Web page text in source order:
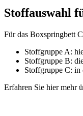
Stoffauswahl
Für das Boxspringbett
Stoffgruppe A:
Stoffgruppe B:
Stoffgruppe C: in
Erfahren Sie hier mehr